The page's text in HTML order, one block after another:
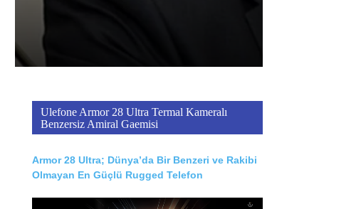
Ulefone Armor 28 Ultra Termal Kameralı
Benzersiz Amiral Gaemisi
Armor 28 Ultra; Dünya’da Bir Benzeri ve Rakibi
Olmayan En Güçlü Rugged Telefon